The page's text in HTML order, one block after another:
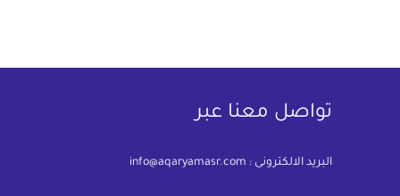
تواصل معنا عبر
البريد الالكترونى : info@aqaryamasr.com